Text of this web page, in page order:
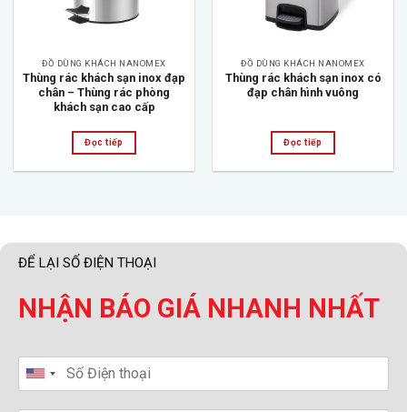
ĐỒ DÙNG KHÁCH NANOMEX
Thùng rác khách sạn inox đạp
chân – Thùng rác phòng
khách sạn cao cấp
Đọc tiếp
ĐỒ DÙNG KHÁCH NANOMEX
Thùng rác khách sạn inox có
đạp chân hình vuông
Đọc tiếp
ĐỂ LẠI SỐ ĐIỆN THOẠI
NHẬN BÁO GIÁ NHANH NHẤT